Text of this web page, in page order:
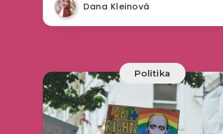
Dana Kleinová
Politika